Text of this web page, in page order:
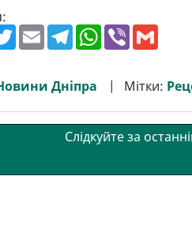
T
w
t
e
E
m
l
T
e
g
r
W
h
V
r l
Дніпра Мітки:
Слідкуйте за